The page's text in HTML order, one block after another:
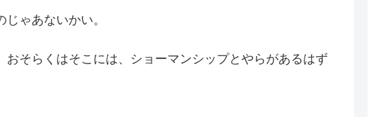
ゃあないかい。
そらくはそこには、ショーマンシップとやらがあるはず